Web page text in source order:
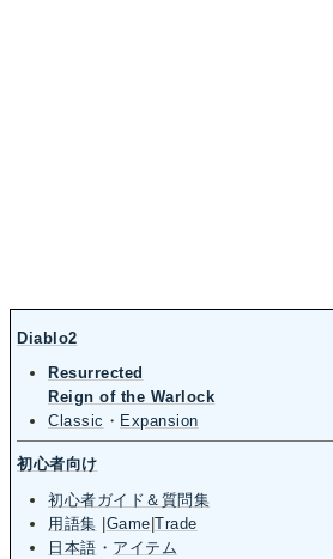
Diablo2
Resurrected
Reign of the Warlock
Classic ・ Expansion
初心者向け
初心者ガイド＆質問集
用語集 |Game|Trade
日本語 ・ アイテム